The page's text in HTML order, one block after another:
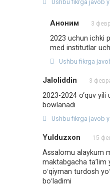
Ushbu fikrga javob
Аноним 3
2023 uchun ichki
med institutlar
Ushbu fikrga
Jaloliddin 3
2023-2024 o‘quv
bowlanadi
Ushbu fikrga javob
Yulduzxon 15
Assalomu alaykum
maktabgacha taʼlim
oʻqiyman turdosh
boʻladimi